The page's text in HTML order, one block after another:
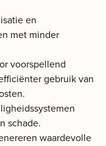
en
met minder
voorspellend
gebruik van
schade.
waardevolle